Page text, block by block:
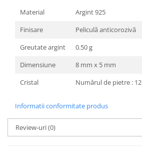
Material
Argint 925
Finisare
Peliculă anticorozivă
Greutate argint
0.50 g
Dimensiune
8 mm x 5 mm
Cristal
Numărul de pietre : 12
Informatii conformitate produs
Review-uri(0)